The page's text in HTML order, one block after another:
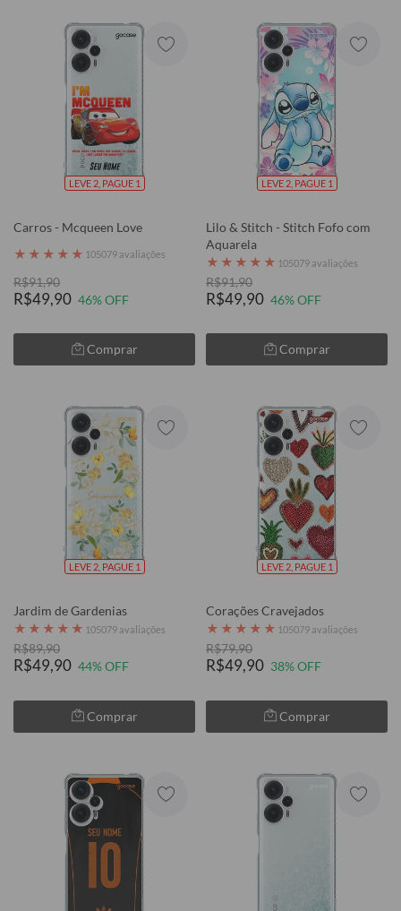
LEVE 2, PAGUE 1
Carros - Mcqueen Love
★ ★ ★ ★ ★ 105079 avaliações
R$91,90
R$49,90 46% OFF
Comprar
LEVE 2, PAGUE 1
Lilo & Stitch - Stitch Fofo com
Aquarela
★ ★ ★ ★ ★ 105079 avaliações
R$91,90
R$49,90 46% OFF
Comprar
LEVE 2, PAGUE 1
Jardim de Gardenias
★ ★ ★ ★ ★ 105079 avaliações
R$89,90
R$49,90 44% OFF
Comprar
LEVE 2, PAGUE 1
Corações Cravejados
★ ★ ★ ★ ★ 105079 avaliações
R$79,90
R$49,90 38% OFF
Comprar